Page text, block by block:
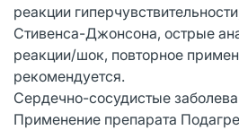
реакции
Стивенса-Джонсона, острые
реакции/шок, повторное
рекомендуется.
Сердечно-сосудистые
Применение препарата